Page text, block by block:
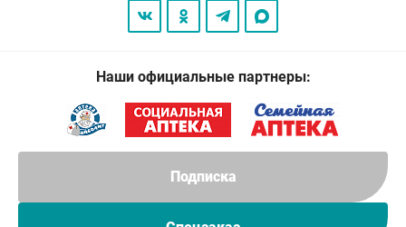
Подписка
Наши официальные партнеры: